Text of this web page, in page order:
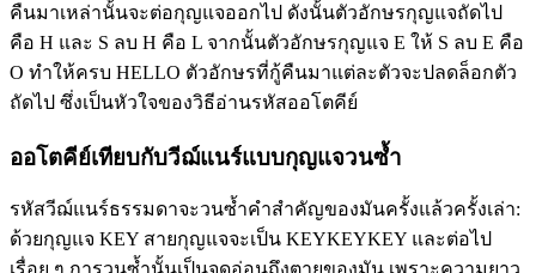
คืนมาเหล่านั้นจะต่อกุญแจออกไป ดังนั้นตัวอักษรกุญแจถัดไป
คือ H และ S ลบ H คือ L จากนั้นตัวอักษรกุญแจ E ให้ S ลบ E คือ
O ทำให้ครบ HELLO ตัวอักษรที่กู้คืนมาแต่ละตัวจะปลดล็อกตัว
ถัดไป ซึ่งเป็นหัวใจของวิธีอ่านรหัสออโตคีย์
ออโตคีย์เทียบกับวีฌ์แนร์แบบกุญแจวนซ้ำ
รหัสวีฌ์แนร์ธรรมดาจะวนซ้ำคำสำคัญของมันครั้งแล้วครั้งเล่า:
ด้วยกุญแจ KEY สายกุญแจจะเป็น KEYKEYKEY และต่อไป
เรื่อย ๆ การวนซ้ำนั้นเป็นจุดอ่อนถึงตายของมัน เพราะความยาว